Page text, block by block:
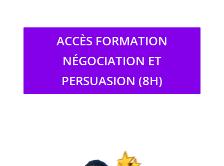
ACCÈS FORMATION
NÉGOCIATION ET
PERSUASION (8H)